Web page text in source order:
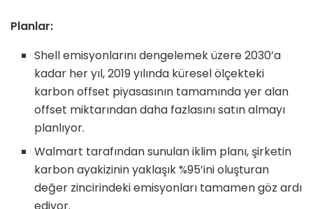
Planlar:
Shell emisyonlarını dengelemek üzere 2030’a
kadar her yıl, 2019 yılında küresel ölçekteki
karbon offset piyasasının tamamında yer alan
offset miktarından daha fazlasını satın almayı
planlıyor.
Walmart tarafından sunulan iklim planı, şirketin
karbon ayakizinin yaklaşık %95’ini oluşturan
değer zincirindeki emisyonları tamamen göz ardı
ediyor.